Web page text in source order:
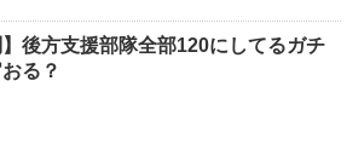
】後方支援部隊全部120にしてるガチ
る？